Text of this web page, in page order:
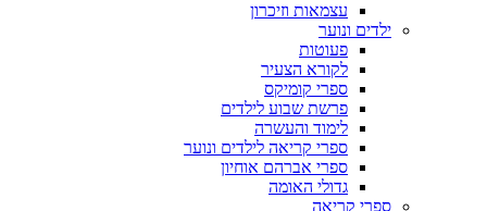
עצמאות וזיכרון
ילדים ונוער
פעוטות
לקורא הצעיר
ספרי קומיקס
פרשת שבוע לילדים
לימוד והעשרה
ספרי קריאה לילדים ונוער
ספרי אברהם אוחיון
גדולי האומה
ספרי קריאה